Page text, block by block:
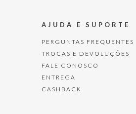
AJUDA E SUPORTE
PERGUNTAS FREQUENTES
TROCAS E DEVOLUÇÕES
FALE CONOSCO
ENTREGA
CASHBACK